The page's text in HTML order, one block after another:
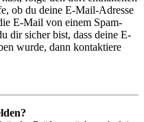
ob du deine E-Mail-Adresse
E-Mail von einem Spam-
dir sicher bist, dass deine E-
wurde, dann kontaktiere